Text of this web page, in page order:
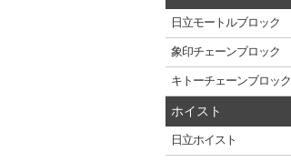
日立モートルブロック
象印チェーンブロック
キトーチェーンブロック
ホイスト
日立ホイスト